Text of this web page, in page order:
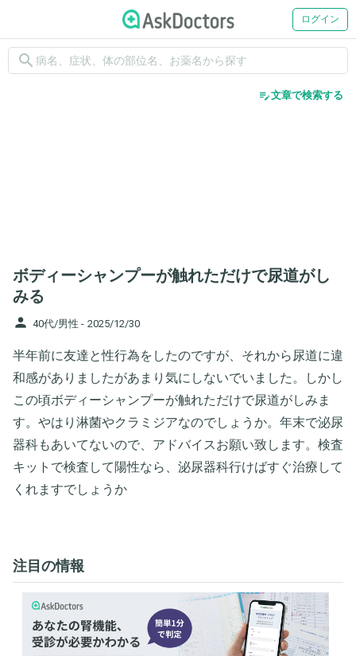
ログイン
search
edit_note文章で検索する
ボディーシャンプーが触れただけで尿道がし
みる
person 40代/男性 - 2025/12/30
半年前に友達と性行為をしたのですが、それから尿道に違
和感がありましたがあまり気にしないでいました。しかし
この頃ボディーシャンプーが触れただけで尿道がしみま
す。やはり淋菌やクラミジアなのでしょうか。年末で泌尿
器科もあいてないので、アドバイスお願い致します。検査
キットで検査して陽性なら、泌尿器科行けばすぐ治療して
くれますでしょうか
注目の情報